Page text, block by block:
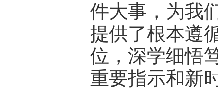
件大事，为我
提供了根本遵
位，深学细悟
重要指示和新